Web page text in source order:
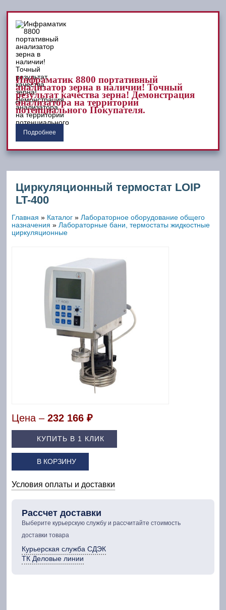
Инфраматик 8800 портативный
анализатор зерна в наличии! Точный
результат качества зерна! Демонстрация
анализатора на территории
потенциального Покупателя.
Подробнее
Циркуляционный термостат LOIP
LT-400
Главная » Каталог » Лабораторное оборудование общего
назначения » Лабораторные бани, термостаты жидкостные
циркуляционные
Цена – 232 166 ₽
КУПИТЬ В 1 КЛИК
В КОРЗИНУ
Условия оплаты и доставки
Рассчет доставки
Выберите курьерскую службу и рассчитайте стоимость
доставки товара
Курьерская служба СДЭК
ТК Деловые линии